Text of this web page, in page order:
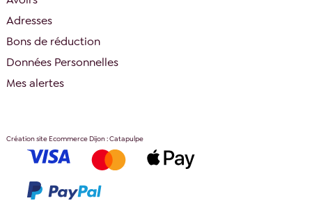
Adresses
Bons de réduction
Données Personnelles
Mes alertes
Création site Ecommerce Dijon : Catapulpe